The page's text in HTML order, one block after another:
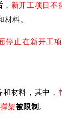
， 新开工项目不
料。
停止在新开工
材料，其中，
架被限制。